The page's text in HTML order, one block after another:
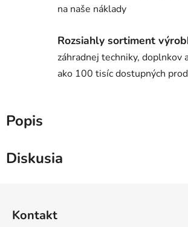
na naše náklady
Rozsiahly sortiment
záhradnej techniky, doplnkov
ako 100 tisíc dostupných
Popis
Diskusia
Kontakt